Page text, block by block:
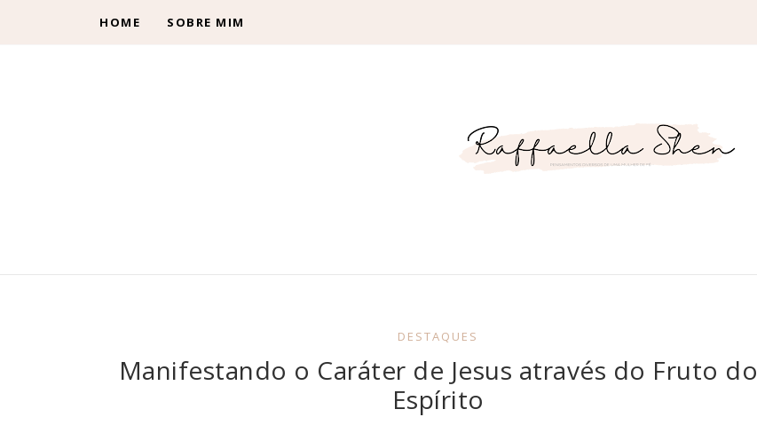
HOME SOBRE MIM
DESTAQUES
Manifestando o Caráter de Jesus através do Fruto do
Espírito